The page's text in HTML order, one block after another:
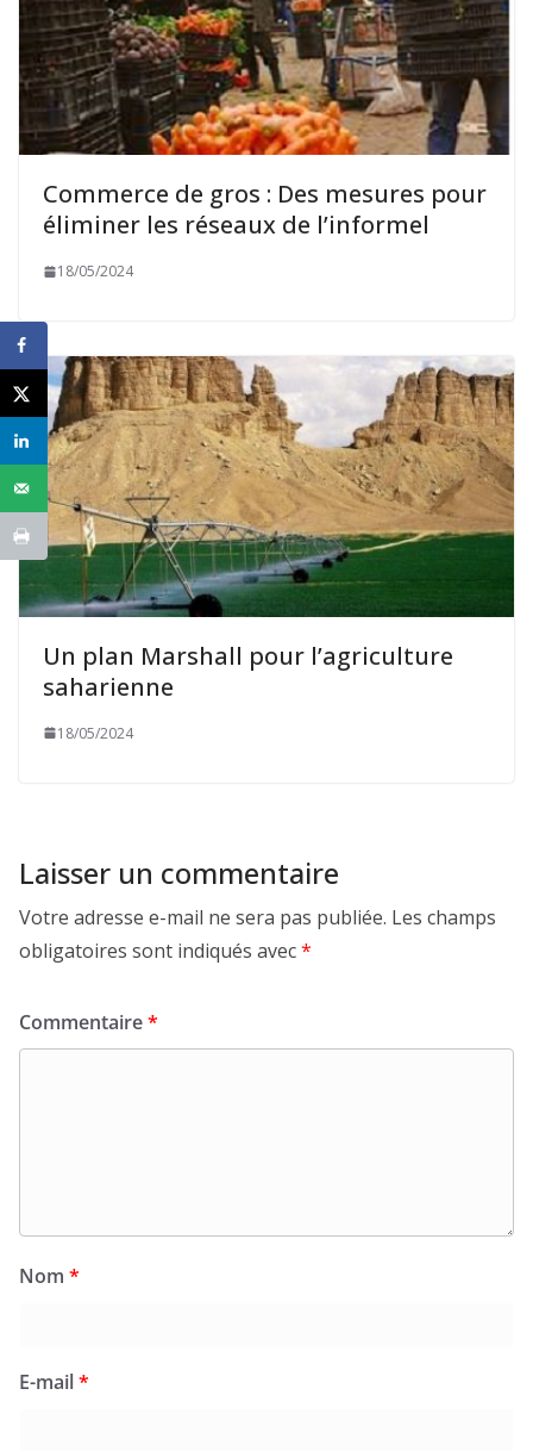
Commerce de gros : Des mesures pour
éliminer les réseaux de l’informel
18/05/2024
Un plan Marshall pour l’agriculture
saharienne
18/05/2024
Laisser un commentaire
Votre adresse e-mail ne sera pas publiée. Les champs
obligatoires sont indiqués avec*
Commentaire*
Nom *
E-mail*